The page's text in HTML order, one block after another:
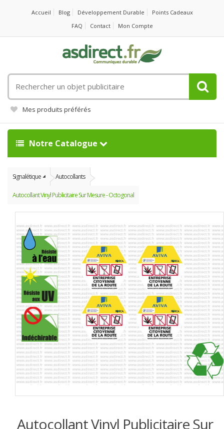
Accueil Blog Développement Durable
Points Cadeaux
FAQ
Contact Mon Compte
un
objet
publicitaire
Mes produits préférés
Notre Catalogue
Signalétique Autocollants
Autocollant Vinyl Publicitaire Sur Mesure - Octogonal
Autocollant Vinyl Publicitaire Sur